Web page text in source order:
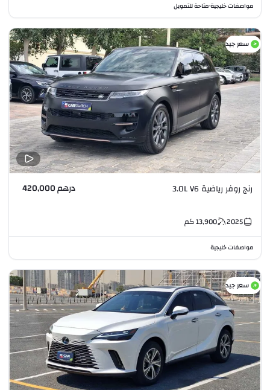
مواصفات خليجية•متاحة للتمويل
سعر جيد
رنج روفر رياضية 3.0L V6 درهم 420,000
2025
13,900كم
مواصفات خليجية
سعر جيد